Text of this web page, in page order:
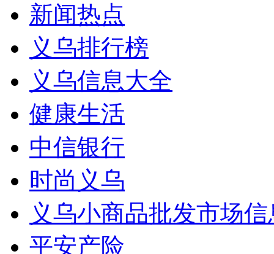
新闻热点
义乌排行榜
义乌信息大全
健康生活
中信银行
时尚义乌
义乌小商品批发市场
平安产险